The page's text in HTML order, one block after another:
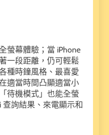
螢幕體驗；當 iPhone
一段距離，仍可輕鬆
種時鐘風格、最喜愛
適當時間凸顯適當小
待機模式」也能全螢
查詢結果、來電顯示和